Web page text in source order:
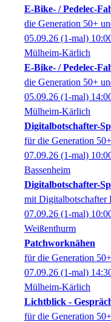
E-Bike- / Pedelec-
die Generation 50+
05.09.26 (1-mal)
Mülheim-Kärlich
E-Bike- / Pedelec-
die Generation 50+
05.09.26 (1-mal)
Mülheim-Kärlich
Digitalbotschafter-
für die Generation
07.09.26 (1-mal)
Bassenheim
Digitalbotschafter-
mit Digitalbotschafter
07.09.26 (1-mal)
Weißenthurm
Patchworknähen
für die Generation
07.09.26 (1-mal)
Mülheim-Kärlich
Lichtblick -
für die Generation